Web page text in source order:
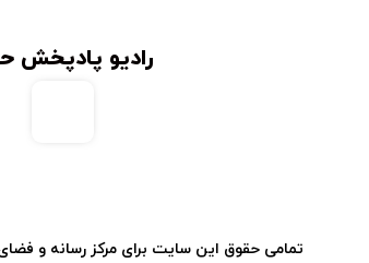
رادیو پادپخش
تمامی حقوق این سایت برای مرکز رسانه و